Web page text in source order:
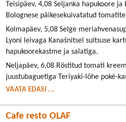
Teisipäev, 4,08 Seljanka hapukoore ja
Bolognese päikesekuivatatud
Kolmapäev, 5,08 Selge
Lyoni leivaga Kanašnitsel suitsuse
hapukoorekastme ja salatiga.
Neljapäev, 6,08 Röstitud tomati
juustubaguetiga Teriyaki-lõhe poké-
VAATA EDASI ...
Cafe resto OLAF